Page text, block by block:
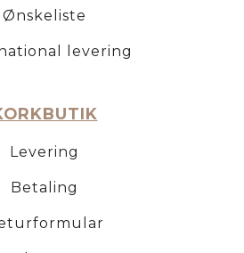
Ønskeliste
levering
Levering
Betaling